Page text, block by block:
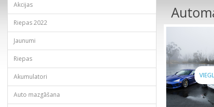
Akcijas
Riepas 2022
Jaunumi
Riepas
Akumulatori
Auto mazgāšana